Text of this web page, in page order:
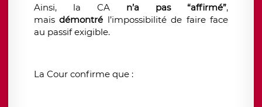
Ainsi, la CA n’a pas “affirmé”,
maisdémontré l’impossibilité de faire face
au passif exigible.
La Cour confirme que :